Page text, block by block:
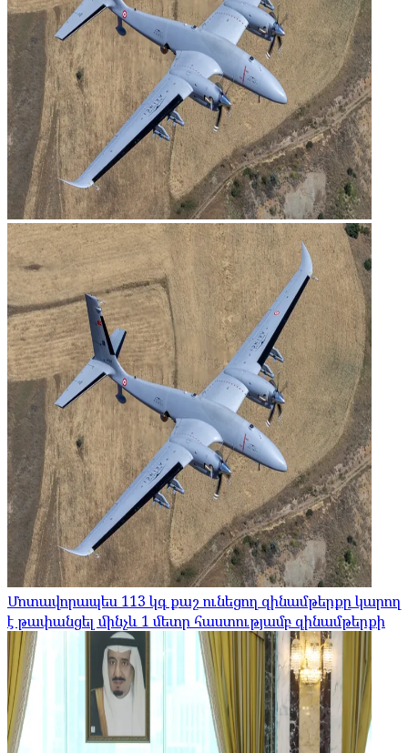
Մոտավորապես 113 կգ քաշ ունեցող զինամթերքը կարող
է թափանցել մինչև 1 մետր հաստությամբ զինամթերքի